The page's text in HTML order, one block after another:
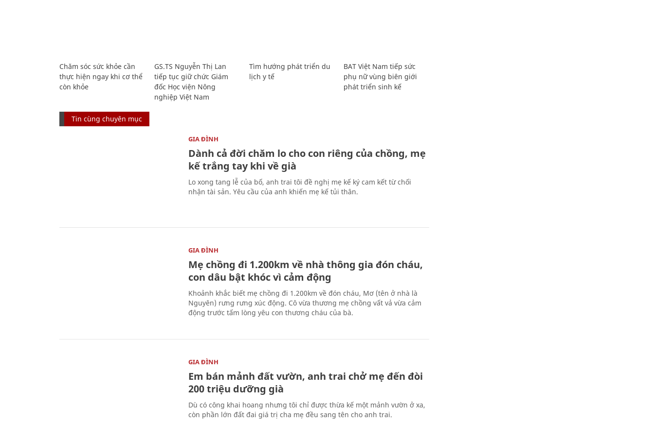
Chăm sóc sức khỏe cần
thực hiện ngay khi cơ thể
còn khỏe
GS.TS Nguyễn Thị Lan
tiếp tục giữ chức Giám
đốc Học viện Nông
nghiệp Việt Nam
Tìm hướng phát triển du
lịch y tế
BAT Việt Nam tiếp sức
phụ nữ vùng biên giới
phát triển sinh kế
Tin cùng chuyên mục
GIA ĐÌNH
Dành cả đời chăm lo cho con riêng của chồng, mẹ
kế trắng tay khi về già
Lo xong tang lễ của bố, anh trai tôi đề nghị mẹ kế ký cam kết từ chối
nhận tài sản. Yêu cầu của anh khiến mẹ kế tủi thân.
GIA ĐÌNH
Mẹ chồng đi 1.200km về nhà thông gia đón cháu,
con dâu bật khóc vì cảm động
Khoảnh khắc biết mẹ chồng đi 1.200km về đón cháu, Mơ (tên ở nhà là
Nguyên) rưng rưng xúc động. Cô vừa thương mẹ chồng vất vả vừa cảm
động trước tấm lòng yêu con thương cháu của bà.
GIA ĐÌNH
Em bán mảnh đất vườn, anh trai chở mẹ đến đòi
200 triệu dưỡng già
Dù có công khai hoang nhưng tôi chỉ được thừa kế một mảnh vườn ở xa,
còn phần lớn đất đai giá trị cha mẹ đều sang tên cho anh trai.